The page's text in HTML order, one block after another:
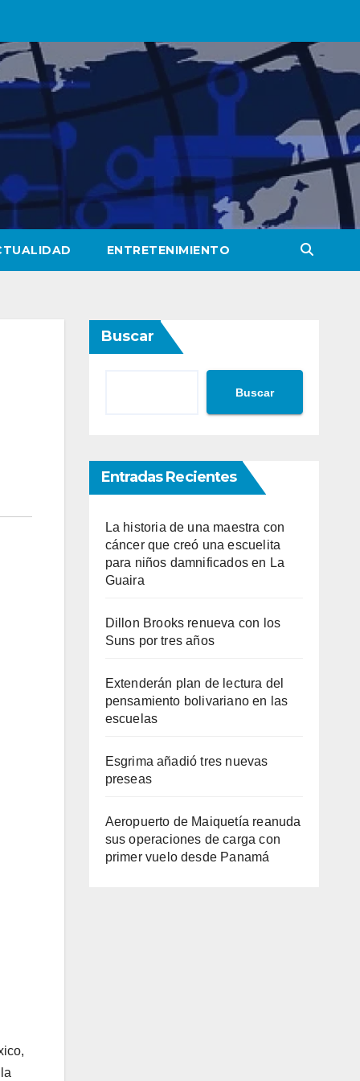
ENTRETENIMIENTO
Buscar
Buscar
Entradas Recientes
La historia de una maestra con
cáncer que creó una escuelita
para niños damnificados en La
Guaira
Dillon Brooks renueva con los
Suns por tres años
Extenderán plan de lectura del
pensamiento bolivariano en las
escuelas
Esgrima añadió tres nuevas
preseas
Aeropuerto de Maiquetía reanuda
sus operaciones de carga con
primer vuelo desde Panamá